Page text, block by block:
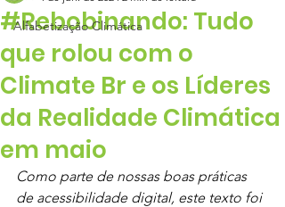
Alfabetização Climática
#Rebobinando: Tudo
que rolou com o
Climate Br e os Líderes
da Realidade Climática
em maio
Como parte de nossas boas práticas
de acessibilidade digital, este texto foi